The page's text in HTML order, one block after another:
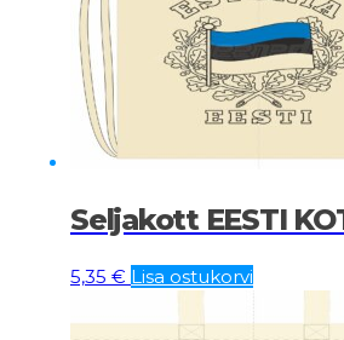
Seljakott EESTI
5,35 € Lisa ostukorvi